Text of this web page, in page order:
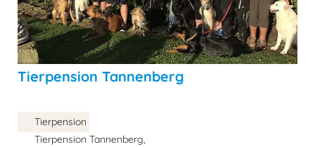
Tierpension Tannenberg
Tierpension
Tierpension Tannenberg,